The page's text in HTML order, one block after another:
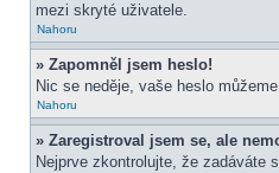
mezi skryté uživatele.
Nahoru
» Zapomněl jsem heslo!
Nic se neděje, vaše heslo
Nahoru
» Zaregistroval jsem se, ale
Nejprve zkontrolujte, že zadáváte